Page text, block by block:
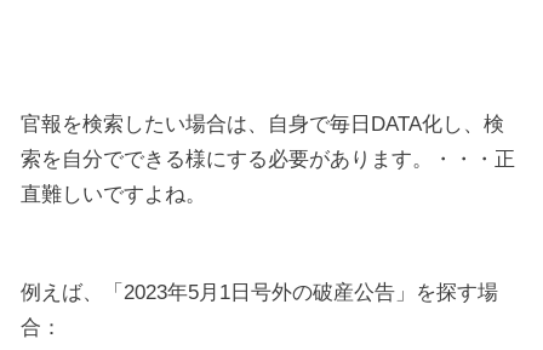
官報を検索したい場合は、自身で毎日DATA化し、検
索を自分でできる様にする必要があります。・・・正
直難しいですよね。
例えば、「2023年5月1日号外の破産公告」を探す場
合：